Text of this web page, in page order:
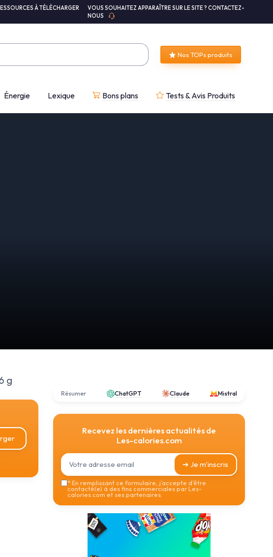
À TÉLÉCHARGER
VOUS SOUHAITEZ APPARAÎTRE SUR LE SITE ? CONTACTEZ-
NOUS
Nos TOPs produits
Énergie Lexique Bons plans Tests & Avis Produits
g
Résumer ChatGPT Claude Mistral
Recevez les dernières actualités de
Les-calories.com
➔ Je m'inscris
*En remplissant ce formulaire, j’accepte d’être
contacté(e) à des fins commerciales par Les-
calories.com et ses partenaires.